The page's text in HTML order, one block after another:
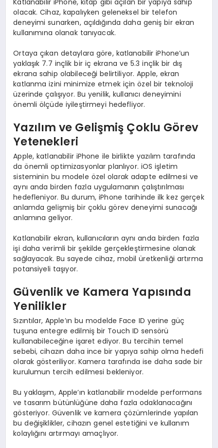
olacak. Cihaz, kapalıyken geleneksel bir telefon
deneyimi sunarken, açıldığında daha geniş bir ekran
kullanımına olanak tanıyacak.
Ortaya çıkan detaylara göre, katlanabilir iPhone’un
yaklaşık 7.7 inçlik bir iç ekrana ve 5.3 inçlik bir dış
ekrana sahip olabileceği belirtiliyor. Apple, ekran
katlanma izini minimize etmek için özel bir teknoloji
üzerinde çalışıyor. Bu yenilik, kullanıcı deneyimini
önemli ölçüde iyileştirmeyi hedefliyor.
Yazılım ve Gelişmiş Çoklu Görev
Yetenekleri
Apple, katlanabilir iPhone ile birlikte yazılım tarafında
da önemli optimizasyonlar planlıyor. iOS işletim
sisteminin bu modele özel olarak adapte edilmesi ve
aynı anda birden fazla uygulamanın çalıştırılması
hedefleniyor. Bu durum, iPhone tarihinde ilk kez gerçek
anlamda gelişmiş bir çoklu görev deneyimi sunacağı
anlamına geliyor.
Katlanabilir ekran, kullanıcıların aynı anda birden fazla
işi daha verimli bir şekilde gerçekleştirmesine olanak
sağlayacak. Bu sayede cihaz, mobil üretkenliği artırma
potansiyeli taşıyor.
Güvenlik ve Kamera Yapısında
Yenilikler
Sızıntılar, Apple’ın bu modelde Face ID yerine güç
tuşuna entegre edilmiş bir Touch ID sensörü
kullanabileceğine işaret ediyor. Bu tercihin temel
sebebi, cihazın daha ince bir yapıya sahip olma hedefi
olarak gösteriliyor. Kamera tarafında ise daha sade bir
kurulumun tercih edilmesi bekleniyor.
Bu yaklaşım, Apple’ın katlanabilir modelde performans
ve tasarım bütünlüğüne daha fazla odaklanacağını
gösteriyor. Güvenlik ve kamera çözümlerinde yapılan
bu değişiklikler, cihazın genel estetiğini ve kullanım
kolaylığını artırmayı amaçlıyor.